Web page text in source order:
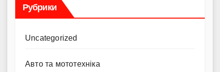
Рубрики
Uncategorized
Авто та мототехніка